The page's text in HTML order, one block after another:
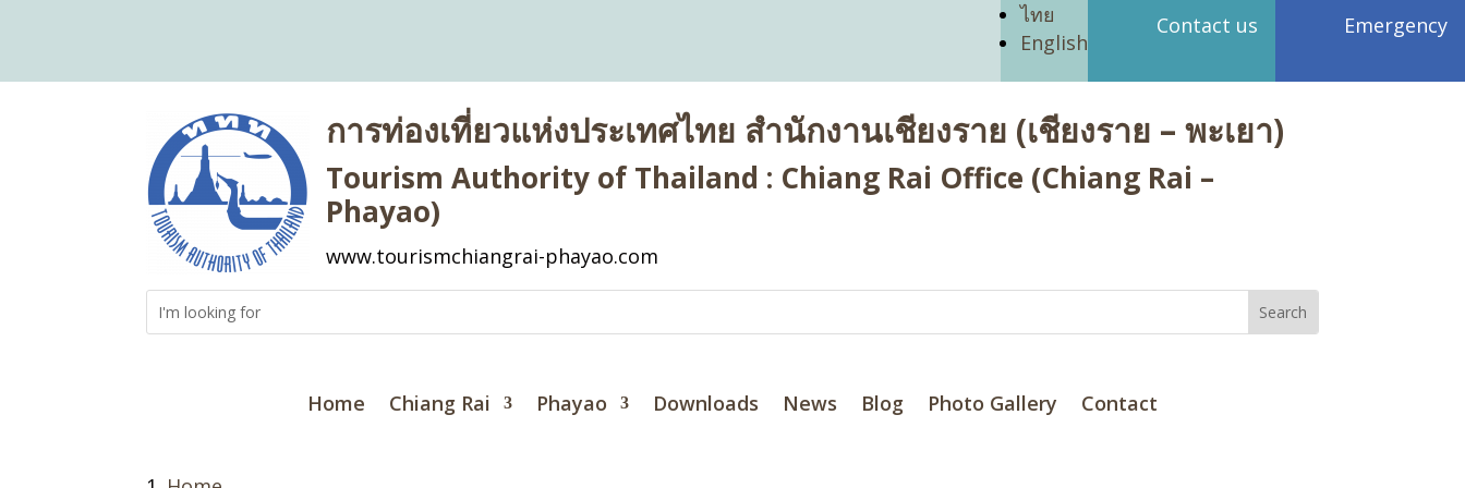
ไทย
English
Contact us Emergency
การท่องเที่ยวแห่งประเทศไทย สำนักงานเชียงราย (เชียงราย – พะเยา)
Tourism Authority of Thailand : Chiang Rai Office (Chiang Rai –
Phayao)
www.tourismchiangrai-phayao.com
Home Chiang Rai Phayao Downloads News Blog Photo Gallery Contact